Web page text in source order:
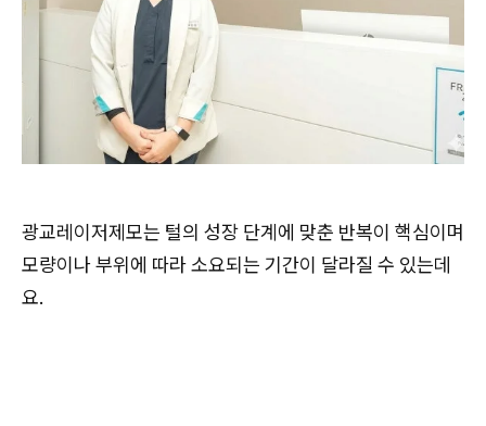
광교레이저제모는 털의 성장 단계에 맞춘 반복이 핵심이며
모량이나 부위에 따라 소요되는 기간이 달라질 수 있는데
요.